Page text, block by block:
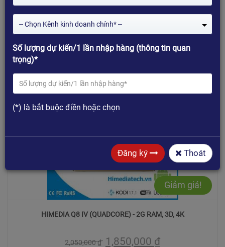
Giảm giá!
HIMEDIA Q8 IV (QUADCORE) - 2G RAM, 3D, 4K
2,050,000₫ 1,850,000 ₫
-- Chọn Kênh kinh doanh chính* --
Số lượng dự kiến/1 lần nhập hàng (thông tin quan
trọng)*
(*) là bắt buộc điền hoặc chọn
Đăng ký Thoát